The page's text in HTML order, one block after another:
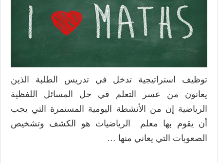
الذين
يعانون
من
في
حل
اللفظية
الرياضية
مغلقة
توظيف استراتيجية تدخل في تدريس الطلبة الذين
يعانون من عسر التعلم في حل المسائل اللفظية
الرياضية إن من الأنشطة اليومية المستمرة التي يجب
أن يقوم بها معلم الرياضيات هو الكشف وتشخيص
الصعوبات التي يعاني منها …